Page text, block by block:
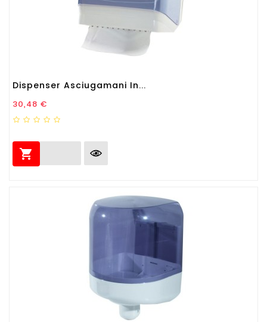
Dispenser Asciugamani In...
Prezzo
30,48 €
